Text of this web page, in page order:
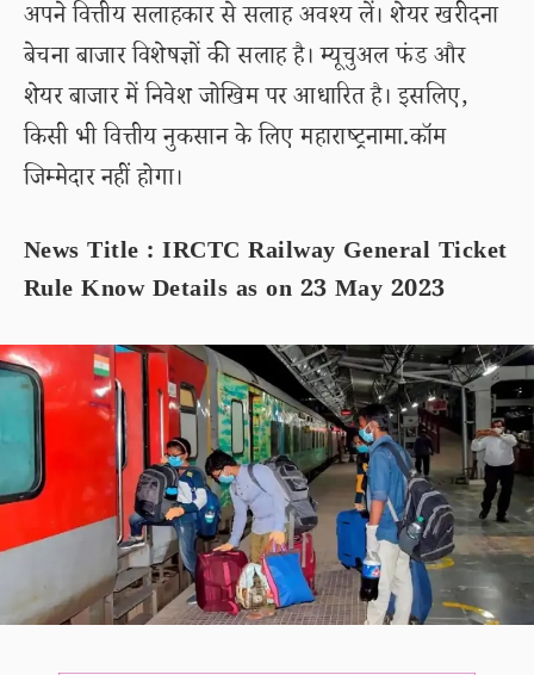
अपने वित्तीय सलाहकार से सलाह अवश्य लें। शेयर खरीदना
बेचना बाजार विशेषज्ञों की सलाह है। म्यूचुअल फंड और
शेयर बाजार में निवेश जोखिम पर आधारित है। इसलिए,
किसी भी वित्तीय नुकसान के लिए महाराष्ट्रनामा.कॉम
जिम्मेदार नहीं होगा।
News Title : IRCTC Railway General Ticket
Rule Know Details as on 23 May 2023